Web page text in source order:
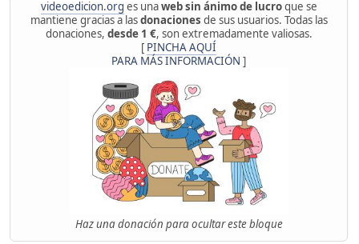
videoedicion.org es unaweb sin ánimo de lucroque se
mantiene gracias a lasdonaciones de sus usuarios. Todas las
donaciones, desde 1 €, son extremadamente valiosas.
[ PINCHA AQUÍ
PARA MÁS INFORMACIÓN ]
Haz una donación para ocultar este bloque